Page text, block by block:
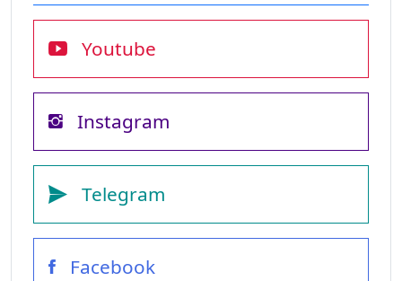
Youtube
Instagram
Telegram
Facebook